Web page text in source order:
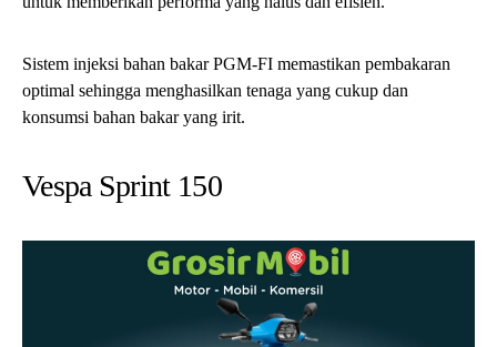
Sistem injeksi bahan bakar PGM-FI memastikan pembakaran
optimal sehingga menghasilkan tenaga yang cukup dan
konsumsi bahan bakar yang irit.
Vespa Sprint 150